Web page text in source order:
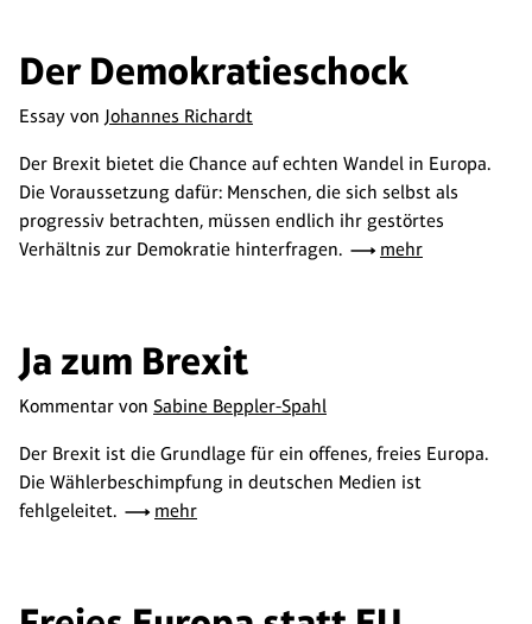
Der Demokratieschock
Essay von Johannes Richardt
Der Brexit bietet die Chance auf echten Wandel in Europa.
Die Voraussetzung dafür: Menschen, die sich selbst als
progressiv betrachten, müssen endlich ihr gestörtes
Verhältnis zur Demokratie hinterfragen.
mehr
Ja zum Brexit
Kommentar von Sabine Beppler-Spahl
Der Brexit ist die Grundlage für ein offenes, freies Europa.
Die Wählerbeschimpfung in deutschen Medien ist
fehlgeleitet.
mehr